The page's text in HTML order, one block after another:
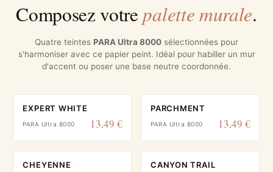
Composez votrepalette murale.
Quatre teintes PARA Ultra 8000 sélectionnées pour
s'harmoniser avec ce papier peint. Idéal pour habiller un mur
d'accent ou poser une base neutre coordonnée.
EXPERT WHITE
PARA Ultra 8000 13,49 €
PARCHMENT
PARA Ultra 8000 13,49 €
CHEYENNE CANYON TRAIL